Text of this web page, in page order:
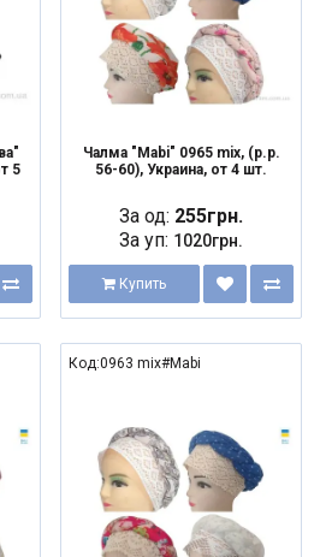
5
Чалма "Mabi" 0965 mix, (р.р.
56-60), Украина, от 4 шт.
За од: 255грн.
За уп: 1020грн.
Купить
Код:0963 mix#Mabi